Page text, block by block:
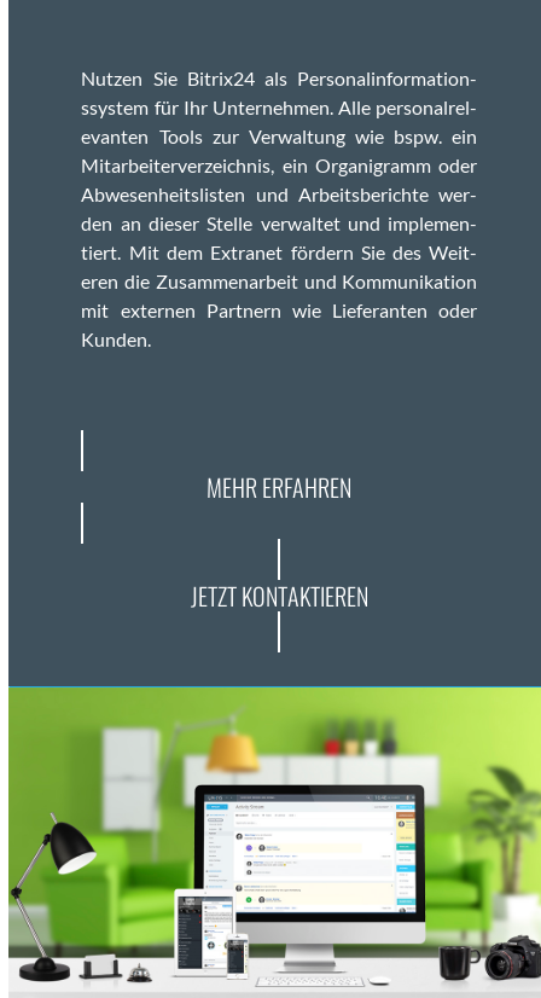
Nutzen Sie Bitrix24 als Per­son­al­in­for­ma­tion­
ssys­tem für Ihr Unternehmen. Alle per­son­al­rel­
e­van­ten Tools zur Ver­wal­tung wie bspw. ein
Mitar­beit­er­verze­ich­nis, ein Organ­i­gramm oder
Abwe­sen­heit­slis­ten und Arbeits­berichte wer­
den an dieser Stelle ver­wal­tet und imple­men­
tiert. Mit dem Extranet fördern Sie des Weit­
eren die Zusam­me­nar­beit und Kom­mu­nika­tion
mit exter­nen Part­nern wie Liefer­an­ten oder
Kun­den.
MEHR ERFAHREN
JETZT KONTAKTIEREN